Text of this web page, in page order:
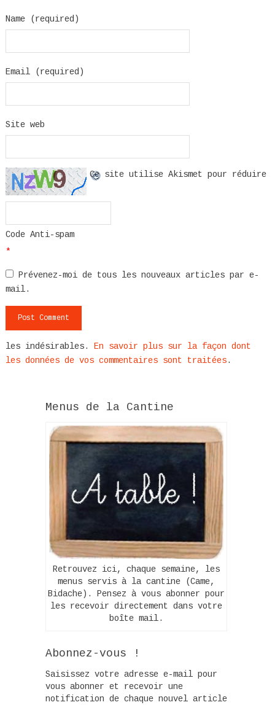
Name (required)
Email (required)
Site web
Code Anti-spam
*
Prévenez-moi de tous les nouveaux articles par e-
mail.
Ce site utilise Akismet pour réduire
les indésirables. En savoir plus sur la façon dont
les données de vos commentaires sont traitées.
Menus de la Cantine
Retrouvez ici, chaque semaine, les
menus servis à la cantine (Came,
Bidache). Pensez à vous abonner pour
les recevoir directement dans votre
boîte mail.
Abonnez-vous !
Saisissez votre adresse e-mail pour
vous abonner et recevoir une
notification de chaque nouvel article